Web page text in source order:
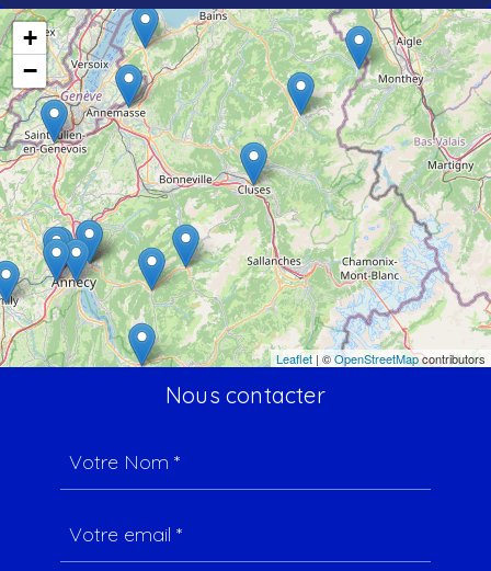
+
−
Leaflet | ©OpenStreetMapcontributors
Nous contacter